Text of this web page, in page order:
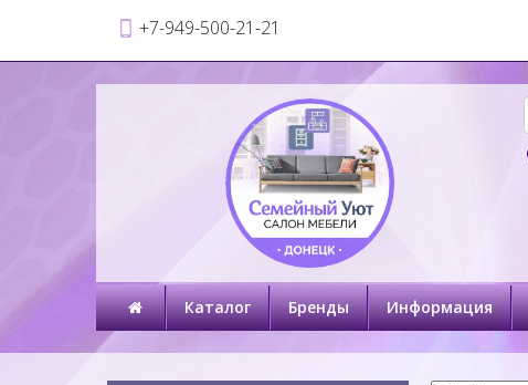
+7-949-500-21-21
Каталог Бренды Информация